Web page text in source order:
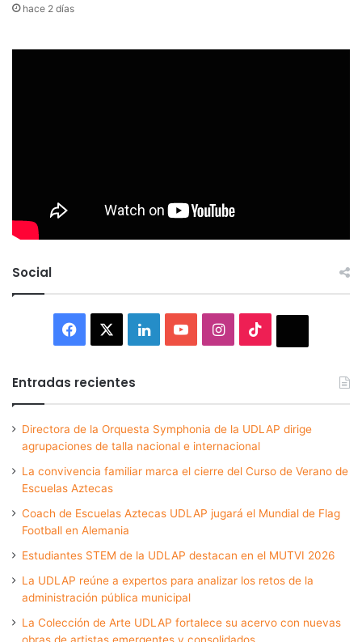
hace 2 días
Social
Facebook LinkedInYouTubeInstagram
Entradas recientes
Directora de la Orquesta Symphonia de la UDLAP dirige
agrupaciones de talla nacional e internacional
La convivencia familiar marca el cierre del Curso de Verano de
Escuelas Aztecas
Coach de Escuelas Aztecas UDLAP jugará el Mundial de Flag
Football en Alemania
Estudiantes STEM de la UDLAP destacan en el MUTVI 2026
La UDLAP reúne a expertos para analizar los retos de la
administración pública municipal
La Colección de Arte UDLAP fortalece su acervo con nuevas